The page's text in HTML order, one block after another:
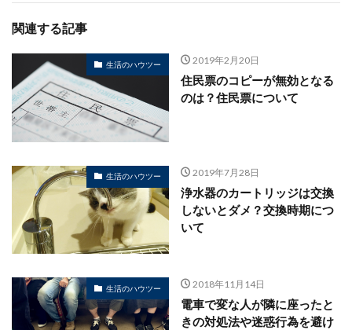
関連する記事
生活のハウツー 2019年2月20日
住民票のコピーが無効となる
のは？住民票について
生活のハウツー 2019年7月28日
浄水器のカートリッジは交換
しないとダメ？交換時期につ
いて
生活のハウツー 2018年11月14日
電車で変な人が隣に座ったと
きの対処法や迷惑行為を避け